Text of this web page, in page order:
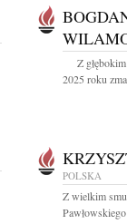
Z głębokim
2025 roku
POLSKA
Z wielkim